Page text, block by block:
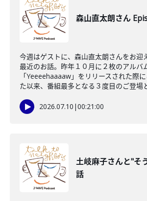
森山直太朗さん
今週はゲストに、森山直太朗さんをお迎
最近のお話。昨年１０月に２枚のアルバ
「Yeeeehaaaaw」をリリースされた際
た以来、番組最多となる３度目のご登場
2026.07.10 |00:21:00
土岐麻子さんと"そ
話